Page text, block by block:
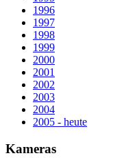
1996
1997
1998
1999
2000
2001
2002
2003
2004
2005 - heute
Kameras